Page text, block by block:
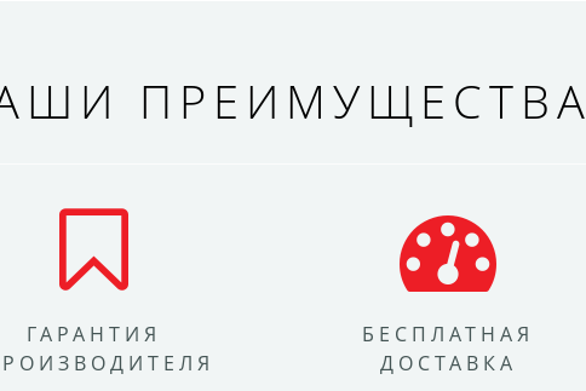
ПРЕИМУЩЕСТВА
ГАРАНТИЯ
БЕСПЛАТНАЯ
ДОСТАВКА